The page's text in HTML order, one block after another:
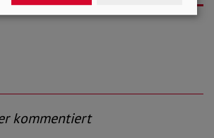
kommentiert